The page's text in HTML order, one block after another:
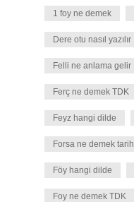
1 foy ne demek
Dere otu nasıl yazılır
Felli ne anlama gelir
Ferç ne demek TDK
Feyz hangi dilde
Forsa ne demek tarih
Föy hangi dilde
Foy ne demek TDK